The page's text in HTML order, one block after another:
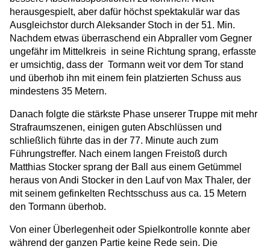
herausgespielt, aber dafür höchst spektakulär war das
Ausgleichstor durch Aleksander Stoch in der 51. Min.
Nachdem etwas überraschend ein Abpraller vom Gegner
ungefähr im Mittelkreis in seine Richtung sprang, erfasste
er umsichtig, dass der Tormann weit vor dem Tor stand
und überhob ihn mit einem fein platzierten Schuss aus
mindestens 35 Metern.
Danach folgte die stärkste Phase unserer Truppe mit mehr
Strafraumszenen, einigen guten Abschlüssen und
schließlich führte das in der 77. Minute auch zum
Führungstreffer. Nach einem langen Freistoß durch
Matthias Stocker sprang der Ball aus einem Getümmel
heraus von Andi Stocker in den Lauf von Max Thaler, der
mit seinem gefinkelten Rechtsschuss aus ca. 15 Metern
den Tormann überhob.
Von einer Überlegenheit oder Spielkontrolle konnte aber
während der ganzen Partie keine Rede sein. Die